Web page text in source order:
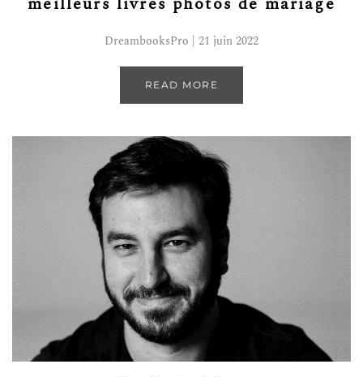
DreambooksPro | 21 juin 2022
READ MORE